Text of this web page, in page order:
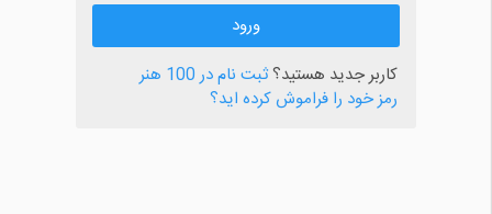
کاربر جدید هستید؟ثبت نام در 100 هنر
رمز خود را فراموش کرده اید؟